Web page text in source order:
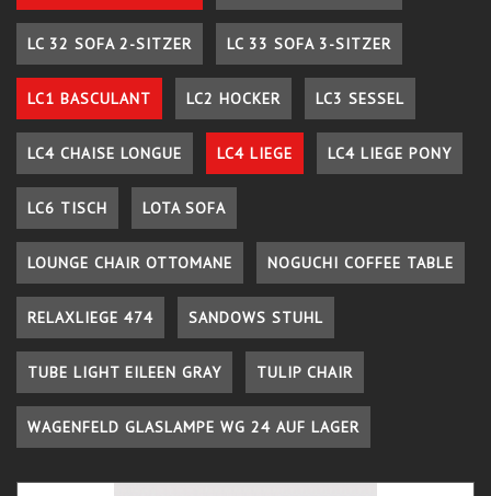
LC 32 SOFA 2-SITZER LC 33 SOFA 3-SITZER
LC1 BASCULANT LC2 HOCKER LC3 SESSEL
LC4 CHAISE LONGUE LC4 LIEGE LC4 LIEGE PONY
LC6 TISCH LOTA SOFA
LOUNGE CHAIR OTTOMANE NOGUCHI COFFEE TABLE
RELAXLIEGE 474 SANDOWS STUHL
TUBE LIGHT EILEEN GRAY TULIP CHAIR
WAGENFELD GLASLAMPE WG 24 AUF LAGER